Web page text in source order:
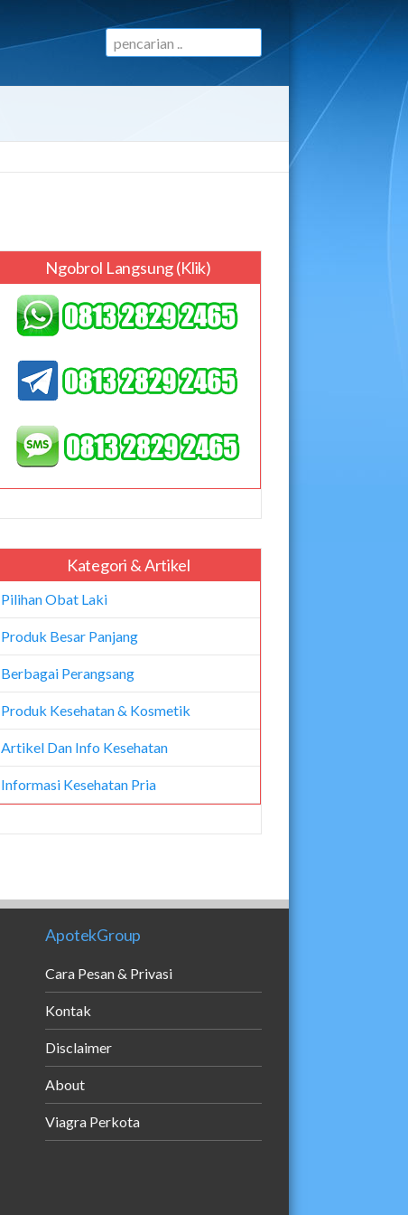
Ngobrol Langsung (klik)
Kategori & Artikel
Pilihan Obat Laki
Produk Besar Panjang
Berbagai Perangsang
Produk Kesehatan & Kosmetik
Artikel Dan Info Kesehatan
Informasi Kesehatan Pria
ApotekGroup
Cara Pesan & Privasi
Kontak
Disclaimer
About
Viagra Perkota